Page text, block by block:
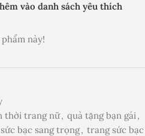
vào danh sách yêu thích
này!
thời trang nữ, quà tặng bạn gái,
bạc sang trọng, trang sức bạc